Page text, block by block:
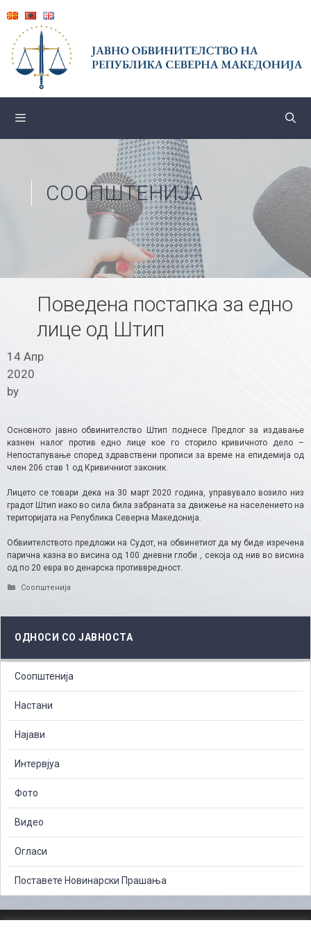
content
СООПШТЕНИЈА
Поведена постапка за едно
лице од Штип
14 Апр
2020
by
Основното јавно обвинителство Штип поднесе Предлог за издавање
казнен налог против едно лице кое го сторило кривичното дело –
Непостапување според здравствени прописи за време на епидемија од
член 206 став 1 од Кривичниот законик.
Лицето се товари дека на 30 март 2020 година, управувало возило низ
градот Штип иако во сила била забраната за движење на населението на
територијата на Република Северна Македонија.
Обвиителството предложи на Судот, на обвинетиот да му биде изречена
парична казна во висина од 100 дневни глоби , секоја од нив во висина
од по 20 евра во денарска противвредност.
Categories
Соопштенија
ОДНОСИ СО ЈАВНОСТА
Соопштенија
Настани
Најави
Интервјуа
Фото
Видео
Огласи
Поставете Новинарски Прашања